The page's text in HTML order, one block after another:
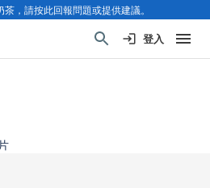
，請按此回報問題或提供建議。
登入